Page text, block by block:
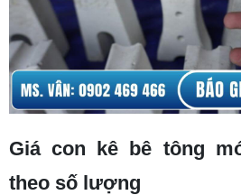
Giá con kê bê tông
theo số lượng